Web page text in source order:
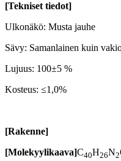
[Tekniset tiedot]
Ulkonäkö: Musta jauhe
Sävy: Samanlainen kuin
Lujuus: 100±5 %
Kosteus: ≤1,0%
[Rakenne]
[Molekyylikaava]C40H26N2